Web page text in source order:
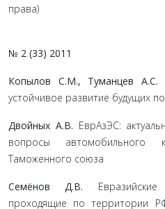
права)
№ 2 (33) 2011
Копылов С.М., Туманцев А.С.
устойчивое развитие будущих
Двойных А.В. ЕврАзЭС:
вопросы автомобильного
Таможенного союза
Семёнов Д.В.
проходящие по территoрии